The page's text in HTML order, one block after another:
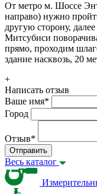
От метро м. Шоссе
направо) нужно
другую сторону,
Митсубиси
прямо, проходим
здание насквозь, 20
+
Написать отзыв
Ваше имя*
Город
Отзыв*
Отправить
Весь каталог